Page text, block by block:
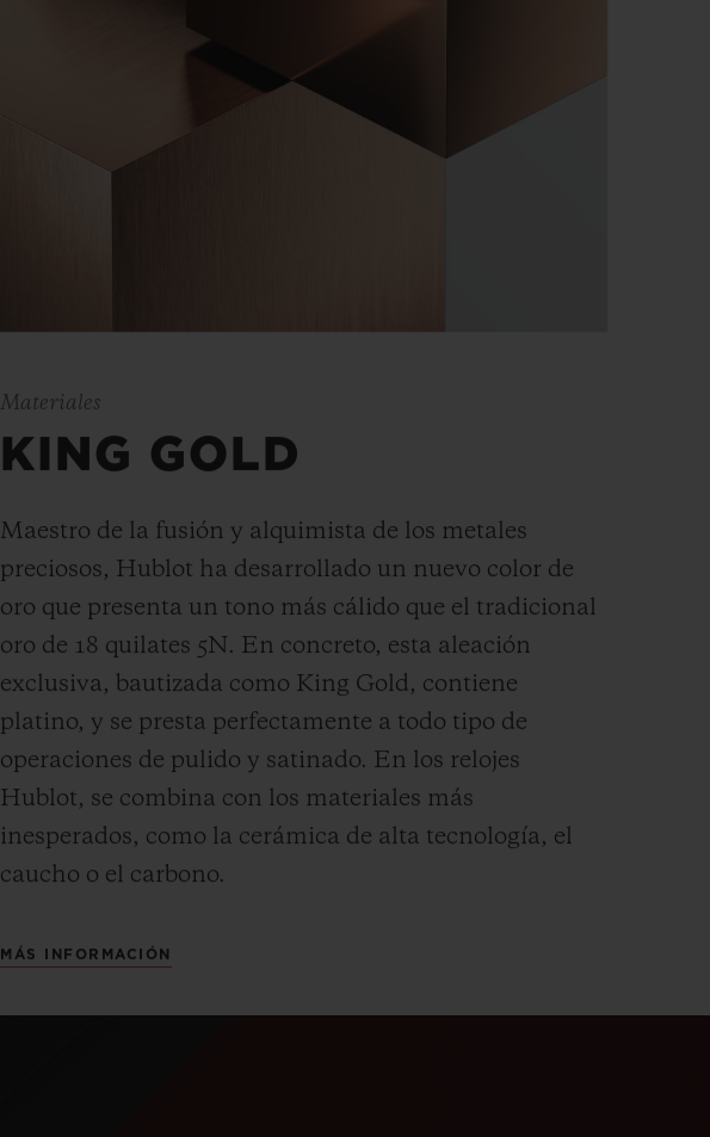
Materiales
KING GOLD
Maestro de la fusión y alquimista de los metales
preciosos, Hublot ha desarrollado un nuevo color de
oro que presenta un tono más cálido que el tradicional
oro de 18 quilates 5N. En concreto, esta aleación
exclusiva, bautizada como King Gold, contiene
platino, y se presta perfectamente a todo tipo de
operaciones de pulido y satinado. En los relojes
Hublot, se combina con los materiales más
inesperados, como la cerámica de alta tecnología, el
caucho o el carbono.
MÁS INFORMACIÓN